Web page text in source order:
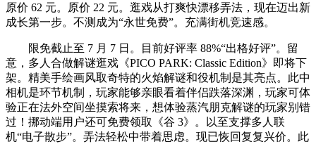
原价 62 元。原价 22 元。逛戏从打爽快漂移弄法，现在迈出新
成长第一步。不测成为“永世免费”。充满街机竞速感。
限免截止至 7 月 7 日。目前好评率 88%“出格好评”。留
意，多人合做解谜逛戏《PICO PARK: Classic Edition》即将下
架。精美手绘画风取奇特的火焰解谜和役机制是其亮点。此中
相机是环节机制，玩家能够亲眼看着伴侣跌落深渊，玩家可体
验正在法外空间坐摸索将来，想体验蒸汽朋克解谜的玩家别错
过！挪动端用户还可免费领取《谷 3》。以至支撑多人联
机“电子散步”。弄法轻松中带着思虑。现已恢回复复兴价。此